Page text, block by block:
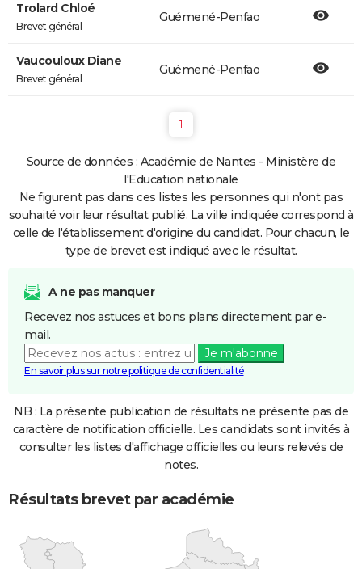
Trolard Chloé
Brevet général
Guémené-Penfao
Vaucouloux Diane
Brevet général
Guémené-Penfao
1
Source de données : Académie de Nantes - Ministère de
l'Education nationale
Ne figurent pas dans ces listes les personnes qui n'ont pas
souhaité voir leur résultat publié. La ville indiquée correspond à
celle de l'établissement d'origine du candidat. Pour chacun, le
type de brevet est indiqué avec le résultat.
A ne pas manquer
Recevez nos astuces et bons plans directement par e-
mail.
Je m'abonne
En savoir plus sur notre politique de confidentialité
NB : La présente publication de résultats ne présente pas de
caractère de notification officielle. Les candidats sont invités à
consulter les listes d'affichage officielles ou leurs relevés de
notes.
Résultats brevet par académie